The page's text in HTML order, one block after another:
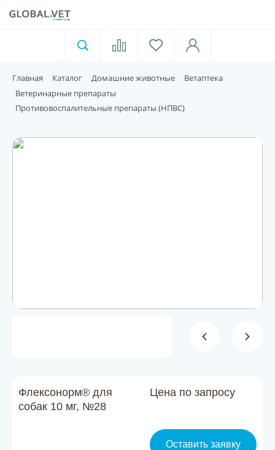
Для пищевой индустрии
Каталог материалов
О компании
Главная Каталог Домашние животные
Ветаптека
Ветеринарные препараты
Противовоспалительные препараты (НПВС)
Флексонорм® для
собак 10 мг, №28
Цена по запросу
Оставить заявку